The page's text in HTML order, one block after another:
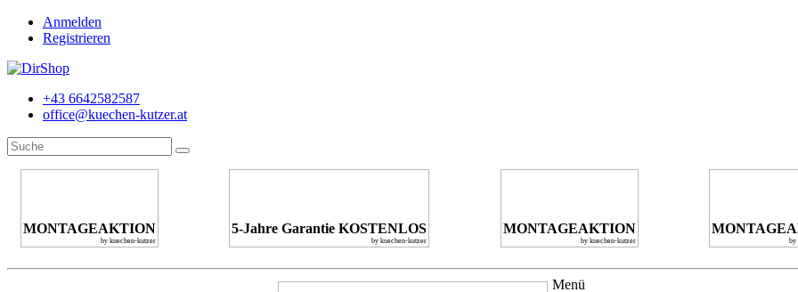
Anmelden
Registrieren
+43 6642582587
office@kuechen-kutzer.at
MONTAGEAKTION
by kuechen-kutzer
5-Jahre Garantie KOSTENLOS
by kuechen-kutzer
MONTAGEAKTION
by kuechen-kutzer by
Menü